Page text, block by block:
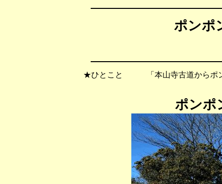
ポンポ
★ひとこと 「本山寺古道からポン
ポンポ